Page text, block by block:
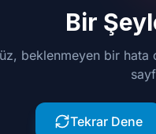
Bir
beklenmeyen bir hata
Tekrar Dene